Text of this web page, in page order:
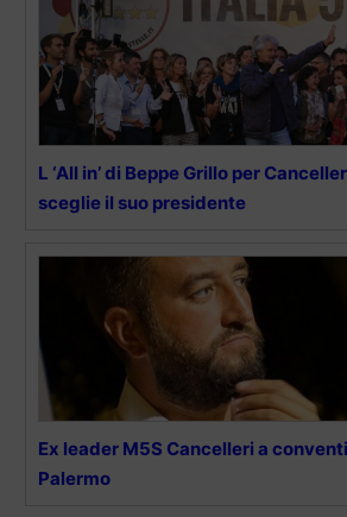
L ‘All in’ di Beppe Grillo per
sceglie il suo presidente
Ex leader M5S Cancelleri a
Palermo